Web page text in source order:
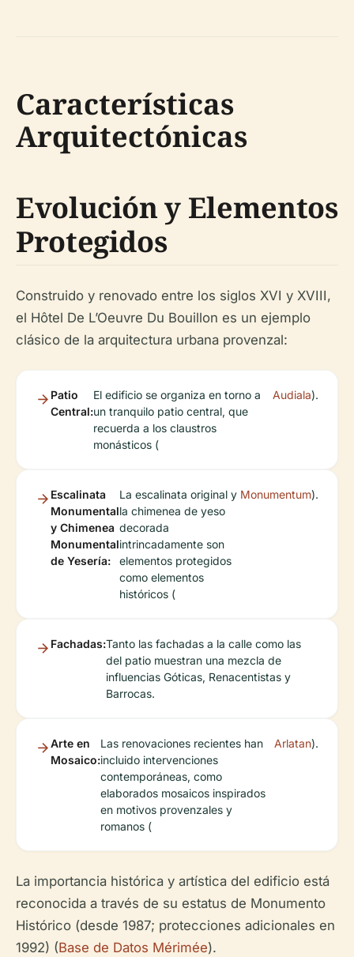
Características
Arquitectónicas
Evolución y Elementos
Protegidos
Construido y renovado entre los siglos XVI y XVIII,
el Hôtel De L’Oeuvre Du Bouillon es un ejemplo
clásico de la arquitectura urbana provenzal:
Patio
Central:
El edificio se organiza en torno a
un tranquilo patio central, que
recuerda a los claustros
monásticos (
Audiala).
Escalinata
Monumental
y Chimenea
Monumental
de Yesería:
La escalinata original y
la chimenea de yeso
decorada
intrincadamente son
elementos protegidos
como elementos
históricos (
Monumentum).
Fachadas:Tanto las fachadas a la calle como las
del patio muestran una mezcla de
influencias Góticas, Renacentistas y
Barrocas.
Arte en
Mosaico:
Las renovaciones recientes han
incluido intervenciones
contemporáneas, como
elaborados mosaicos inspirados
en motivos provenzales y
romanos (
Arlatan).
La importancia histórica y artística del edificio está
reconocida a través de su estatus de Monumento
Histórico (desde 1987; protecciones adicionales en
1992) (Base de Datos Mérimée).